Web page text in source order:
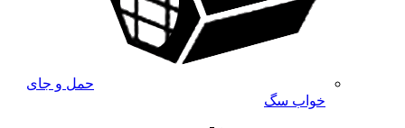
حمل و جای
خواب سگ